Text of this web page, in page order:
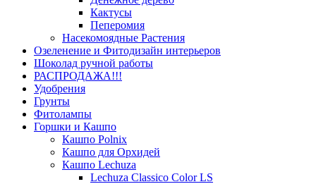
Кактусы
Пеперомия
Насекомоядные Растения
Озеленение и Фитодизайн интерьеров
Шоколад ручной работы
РАСПРОДАЖА!!!
Удобрения
Грунты
Фитолампы
Горшки и Кашпо
Кашпо Polnix
Кашпо для Орхидей
Кашпо Lechuza
Lechuza Classico Color LS